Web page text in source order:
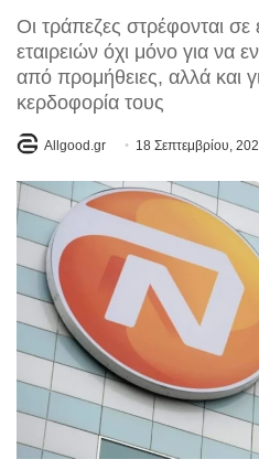
Οι τράπεζες στρέφονται
εταιρειών όχι μόνο για να
από προμήθειες, αλλά και
κερδοφορία τους
Allgood.gr 18 Σεπτεμβρίου,